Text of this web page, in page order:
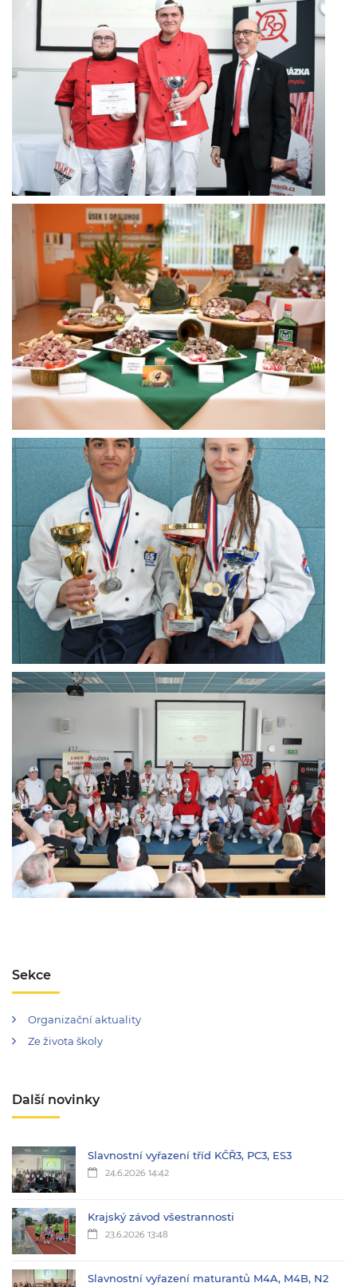
Sekce
Organizační aktuality
Ze života školy
Další novinky
Slavnostní vyřazení tříd KČŘ3, PC3, ES3
24.6.2026 14:42
Krajský závod všestrannosti
23.6.2026 13:48
Slavnostní vyřazení maturantů M4A, M4B, N2